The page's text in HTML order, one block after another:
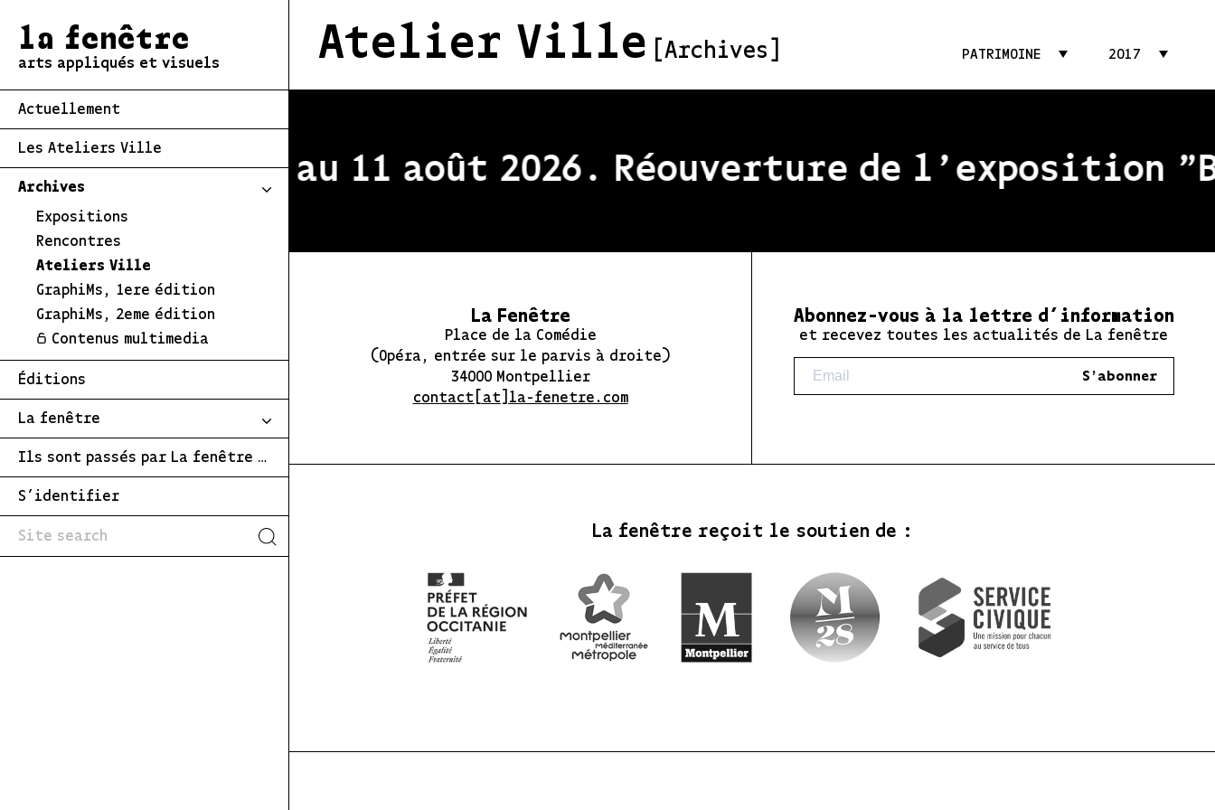
la fenêtre
arts appliqués et visuels
Actuellement
Les Ateliers Ville
Archives
Expositions
Rencontres
Ateliers Ville
GraphiMs, 1ere édition
GraphiMs, 2eme édition
Contenus multimedia
Éditions
La fenêtre
Ils sont passés par La fenêtre …
S’identifier
Atelier Ville [Archives] PATRIMOINE 2017
du 2 au 11 août 2026. Réouverture de l'exposition
La Fenêtre
Place de la Comédie
(Opéra, entrée sur le parvis à droite)
34000 Montpellier
contact[at]la-fenetre.com
Abonnez-vous à la lettre d’information
et recevez toutes les actualités de La fenêtre
S'abonner
La fenêtre reçoit le soutien de :